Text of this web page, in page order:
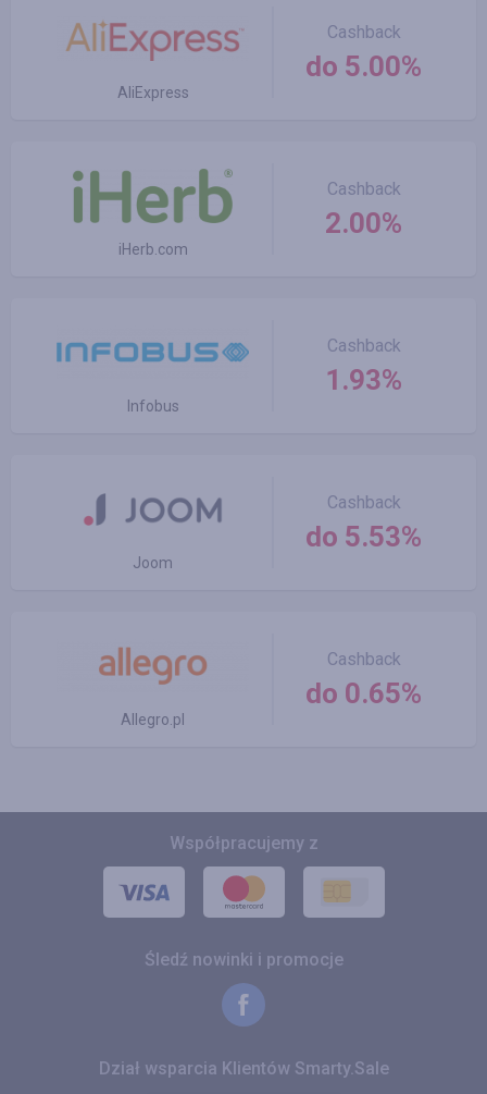
AliExpress
Cashback
do 5.00%
iHerb.com
Cashback
2.00%
Infobus
Cashback
1.93%
Joom
Cashback
do 5.53%
Allegro.pl
Cashback
do 0.65%
Współpracujemy z
Śledź nowinki i promocje
Dział wsparcia Klientów Smarty.Sale